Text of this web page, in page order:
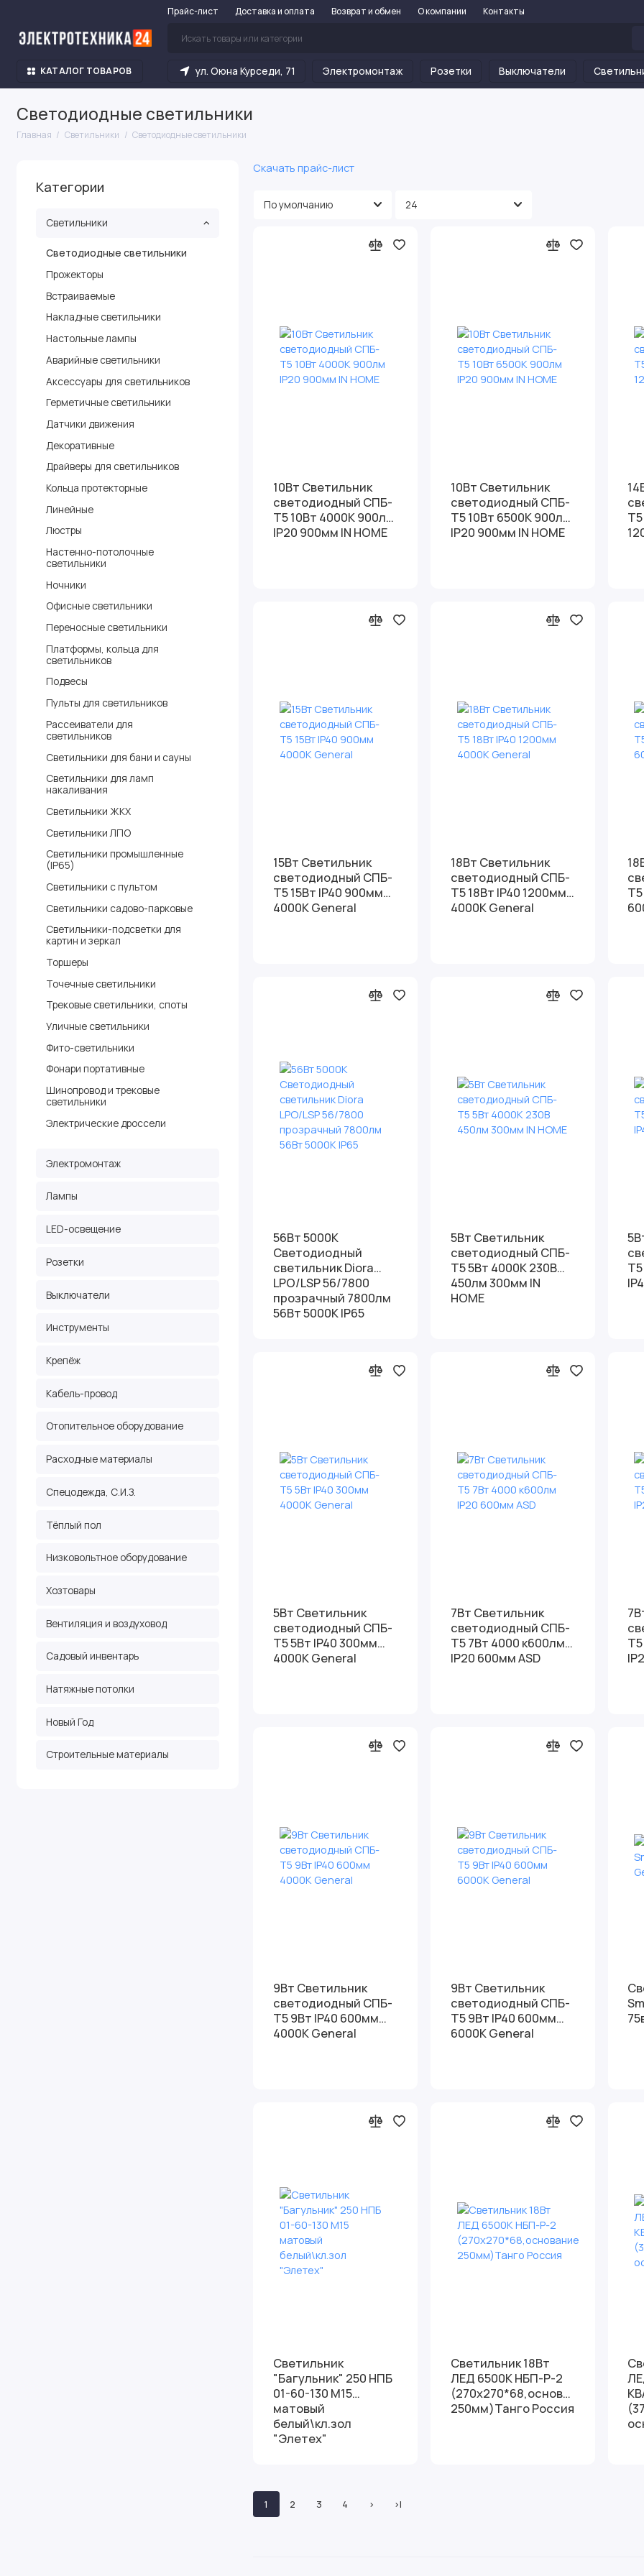
Прайс-лист Доставка и оплата Возврат и обмен О компании Контакты
КАТАЛОГ ТОВАРОВ ул. Оюна Курседи, 71 Электромонтаж Розетки Выключатели
Светодиодные светильники
Главная Светильники Светодиодные светильники
Категории
Светильники
Светодиодные светильники
Прожекторы
Встраиваемые
Накладные светильники
Настольные лампы
Аварийные светильники
Аксессуары для светильников
Герметичные светильники
Датчики движения
Декоративные
Драйверы для светильников
Кольца протекторные
Линейные
Люстры
Настенно-потолочные
светильники
Ночники
Офисные светильники
Переносные светильники
Платформы, кольца для
светильников
Подвесы
Пульты для светильников
Рассеиватели для
светильников
Светильники для бани и сауны
Светильники для ламп
накаливания
Светильники ЖКХ
Светильники ЛПО
Светильники промышленные
(IP65)
Светильники с пультом
Светильники садово-парковые
Светильники-подсветки для
картин и зеркал
Торшеры
Точечные светильники
Трековые светильники, споты
Уличные светильники
Фито-светильники
Фонари портативные
Шинопровод и трековые
светильники
Электрические дроссели
Электромонтаж
Лампы
LED-освещение
Розетки
Выключатели
Инструменты
Крепёж
Кабель-провод
Отопительное оборудование
Расходные материалы
Спецодежда, С.И.З.
Тёплый пол
Низковольтное оборудование
Хозтовары
Вентиляция и воздуховод
Садовый инвентарь
Натяжные потолки
Новый Год
Строительные материалы
Скачать прайс-лист
10Вт Светильник
светодиодный СПБ-
Т5 10Вт 4000К 900лм
IP20 900мм IN HOME
10Вт Светильник
светодиодный СПБ-
Т5 10Вт 6500К 900лм
IP20 900мм IN HOME
15Вт Светильник
светодиодный СПБ-
Т5 15Вт IP40 900мм
4000К General
18Вт Светильник
светодиодный СПБ-
Т5 18Вт IP40 1200мм
4000К General
56Вт 5000К
Светодиодный
светильник Diora
LPO/LSP 56/7800
прозрачный 7800лм
56Вт 5000K IP65
5Вт Светильник
светодиодный СПБ-
Т5 5Вт 4000К 230В
450лм 300мм IN
HOME
Т5
5Вт Светильник
светодиодный СПБ-
Т5 5Вт IP40 300мм
4000К General
7Вт Светильник
светодиодный СПБ-
Т5 7Вт 4000 к600лм
IP20 600мм ASD
9Вт Светильник
светодиодный СПБ-
Т5 9Вт IP40 600мм
4000К General
9Вт Светильник
светодиодный СПБ-
Т5 9Вт IP40 600мм
6000К General
Светильник
"Багульник" 250 НПБ
01-60-130 М15
матовый
белый\кл.зол
"Элетех"
Светильник 18Вт
ЛЕД 6500К НБП-Р-2
(270х270*68,основание
250мм)Танго Россия
1 2 3 4 > >|